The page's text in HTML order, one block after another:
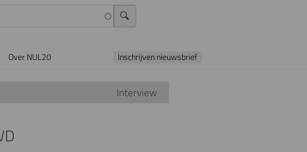
Over NUL20 Inschrijven nieuwsbrief
Interview